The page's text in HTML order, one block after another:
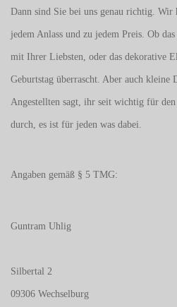
Dann sind Sie bei uns genau richtig. Wir
jedem Anlass und zu jedem Preis. Ob
mit Ihrer Liebsten, oder das dekorative
Geburtstag überrascht. Aber auch kleine
Angestellten sagt, ihr seit wichtig für
durch, es ist für jeden was dabei.
Angaben gemäß § 5 TMG:
Guntram Uhlig
Silbertal 2
09306 Wechselburg